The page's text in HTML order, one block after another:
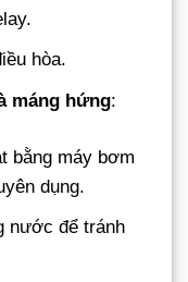
hòa.
máng hứng:
bằng máy bơm
dụng.
nước để tránh